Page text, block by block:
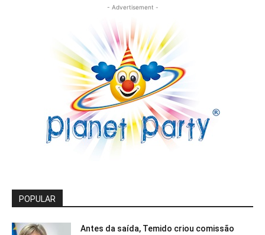
- Advertisement -
POPULAR
Antes da saída, Temido criou comissão